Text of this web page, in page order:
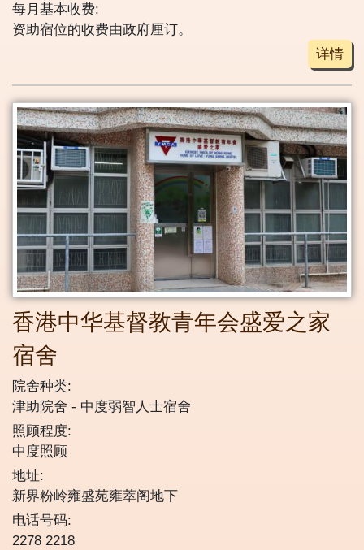
每月基本收费:
资助宿位的收费由政府厘订。
详情
香港中华基督教青年会盛爱之家
宿舍
院舍种类:
津助院舍
中度弱智人士宿舍
照顾程度:
中度照顾
地址:
新界粉岭雍盛苑雍萃阁地下
电话号码:
2278 2218